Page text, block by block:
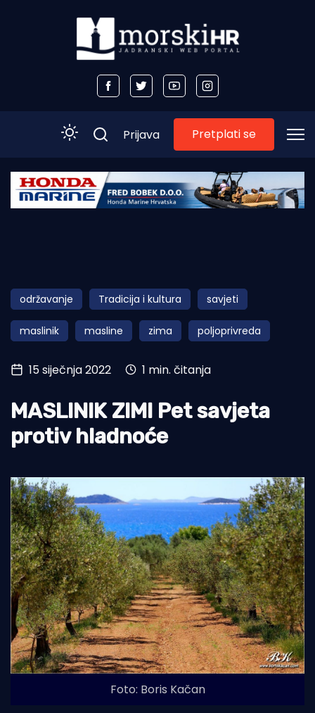
Početna
Obala
Otoci
Turizam i nautika
Pomorstvo
Ekologija
Prijava Pretplati se
održavanje Tradicija i kultura savjeti
maslinik masline zima poljoprivreda
15 siječnja 2022 1 min. čitanja
MASLINIK ZIMI Pet savjeta
protiv hladnoće
Foto: Boris Kačan